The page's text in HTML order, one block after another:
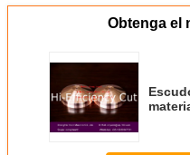
Obtenga el